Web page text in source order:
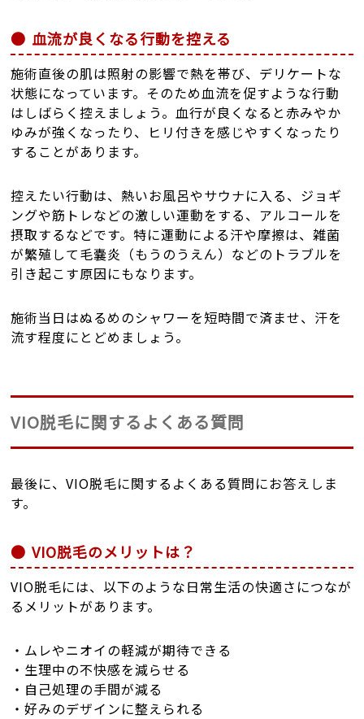
血流が良くなる行動を控える
施術直後の肌は照射の影響で熱を帯び、デリケートな
状態になっています。そのため血流を促すような行動
はしばらく控えましょう。血行が良くなると赤みやか
ゆみが強くなったり、ヒリ付きを感じやすくなったり
することがあります。
控えたい行動は、熱いお風呂やサウナに入る、ジョギ
ングや筋トレなどの激しい運動をする、アルコールを
摂取するなどです。特に運動による汗や摩擦は、雑菌
が繁殖して毛嚢炎（もうのうえん）などのトラブルを
引き起こす原因にもなります。
施術当日はぬるめのシャワーを短時間で済ませ、汗を
流す程度にとどめましょう。
VIO脱毛に関するよくある質問
最後に、VIO脱毛に関するよくある質問にお答えしま
す。
VIO脱毛のメリットは？
VIO脱毛には、以下のような日常生活の快適さにつなが
るメリットがあります。
・ムレやニオイの軽減が期待できる
・生理中の不快感を減らせる
・自己処理の手間が減る
・好みのデザインに整えられる